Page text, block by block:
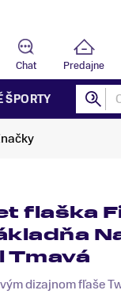
Chat Predajne
ŠPORTY
flaška
Tmavá
dizajnom fľaše